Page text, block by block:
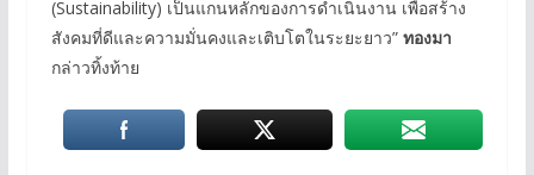
(Sustainability) เป็นแกนหลักของการดำเนินงาน เพื่อสร้าง
สังคมที่ดีและความมั่นคงและเติบโตในระยะยาว” ทองมา
กล่าวทิ้งท้าย